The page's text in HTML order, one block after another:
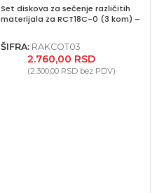
Set diskova za sečenje različitih
materijala za RCT18C-0 (3 kom) –
ŠIFRA: RAKCOT03
2.760,00 RSD
(2.300,00 RSD bez PDV)